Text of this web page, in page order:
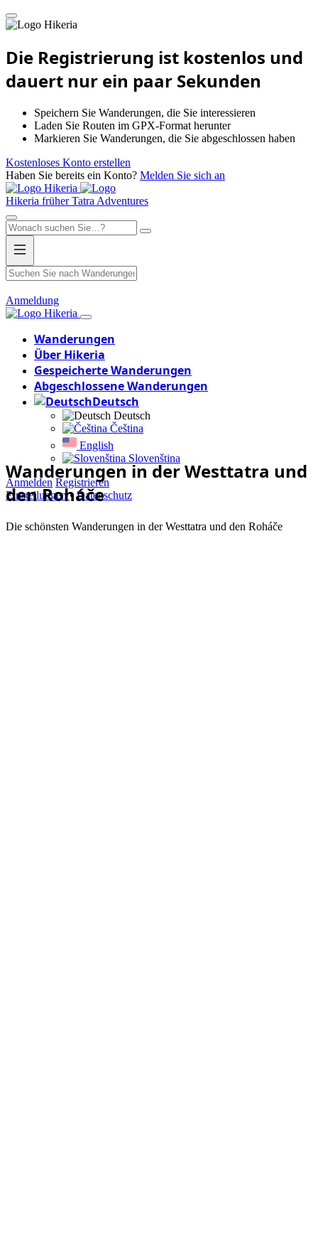
Hikeria
Die Registrierung ist kostenlos und
dauert nur ein paar Sekunden
Speichern Sie Wanderungen, die Sie interessieren
Laden Sie Routen im GPX-Format herunter
Markieren Sie Wanderungen, die Sie abgeschlossen haben
Kostenloses Konto erstellen
Haben Sie bereits ein Konto? Melden Sie sich an
Hikeria
Hikeria früher Tatra Adventures
Anmeldung
Hikeria
Wanderungen
Über Hikeria
Gespeicherte Wanderungen
Abgeschlossene Wanderungen
Deutsch
Deutsch
Čeština
English
Slovenština
Anmelden Registrieren
Einstellungen• Datenschutz
Wanderungenin der Westtatra und
den Roháče
Die schönsten Wanderungen in der Westtatra und den Roháče